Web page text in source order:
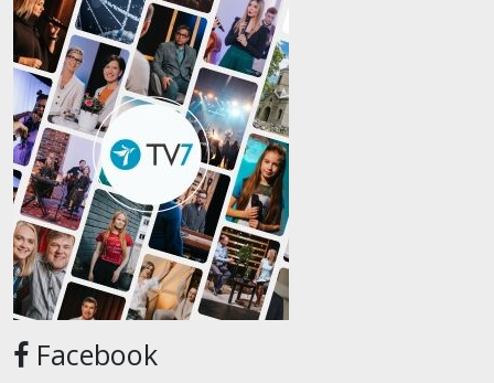
Facebook